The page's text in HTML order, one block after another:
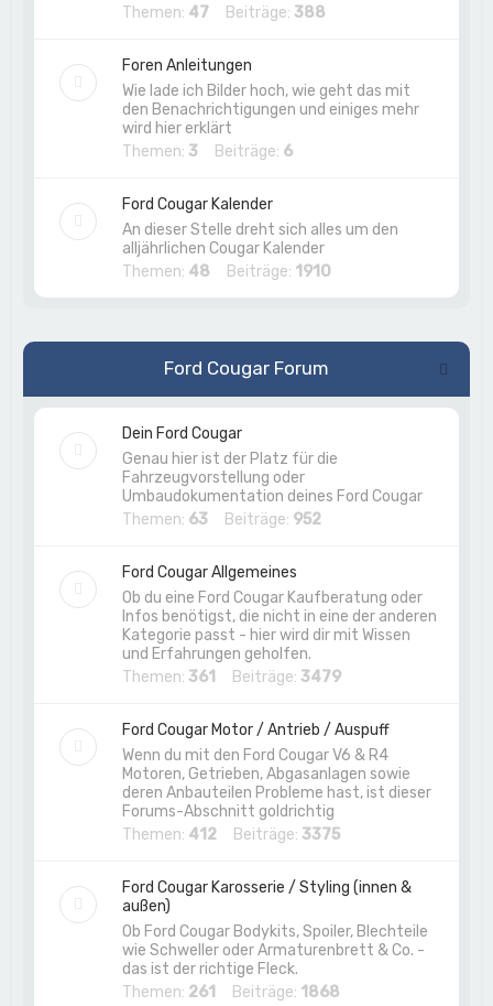
Themen: 47 Beiträge: 388
Foren Anleitungen
Wie lade ich Bilder hoch, wie geht das mit
den Benachrichtigungen und einiges mehr
wird hier erklärt
Themen: 3 Beiträge: 6
Ford Cougar Kalender
An dieser Stelle dreht sich alles um den
alljährlichen Cougar Kalender
Themen: 48 Beiträge: 1910
Ford Cougar Forum
Dein Ford Cougar
Genau hier ist der Platz für die
Fahrzeugvorstellung oder
Umbaudokumentation deines Ford Cougar
Themen: 63 Beiträge: 952
Ford Cougar Allgemeines
Ob du eine Ford Cougar Kaufberatung oder
Infos benötigst, die nicht in eine der anderen
Kategorie passt - hier wird dir mit Wissen
und Erfahrungen geholfen.
Themen: 361 Beiträge: 3479
Ford Cougar Motor / Antrieb / Auspuff
Wenn du mit den Ford Cougar V6 & R4
Motoren, Getrieben, Abgasanlagen sowie
deren Anbauteilen Probleme hast, ist dieser
Forums-Abschnitt goldrichtig
Themen: 412 Beiträge: 3375
Ford Cougar Karosserie / Styling (innen &
außen)
Ob Ford Cougar Bodykits, Spoiler, Blechteile
wie Schweller oder Armaturenbrett & Co. -
das ist der richtige Fleck.
Themen: 261 Beiträge: 1868